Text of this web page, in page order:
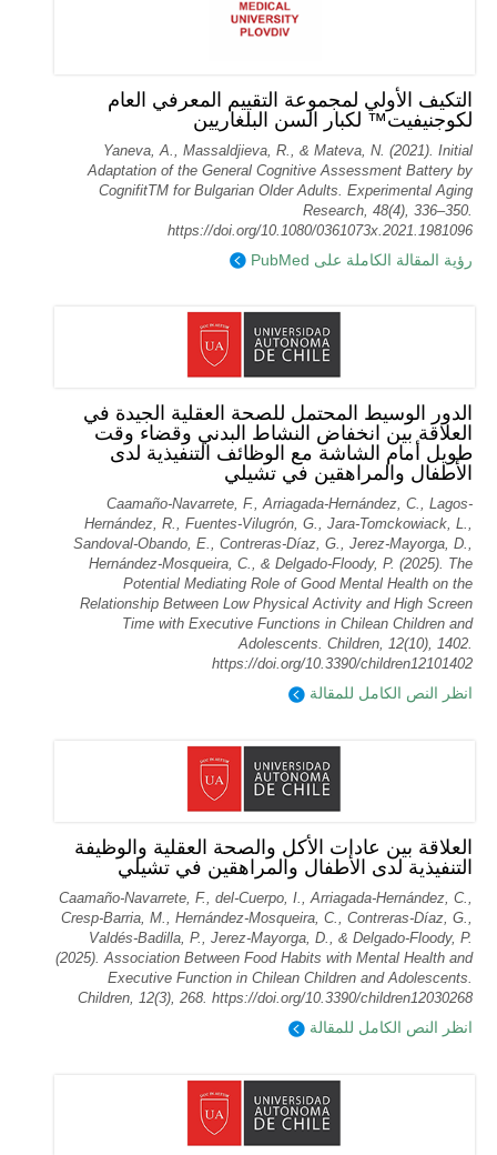
التكيف الأولي لمجموعة التقييم المعرفي العام
لكوجنيفيت™ لكبار السن البلغاريين
Yaneva, A., Massaldjieva, R., & Mateva, N. (2021). Initial
Adaptation of the General Cognitive Assessment Battery by
CognifitTM for Bulgarian Older Adults. Experimental Aging
Research, 48(4), 336–350.
https://doi.org/10.1080/0361073x.2021.1981096
رؤية المقالة الكاملة على PubMed
الدور الوسيط المحتمل للصحة العقلية الجيدة في
العلاقة بين انخفاض النشاط البدني وقضاء وقت
طويل أمام الشاشة مع الوظائف التنفيذية لدى
الأطفال والمراهقين في تشيلي
Caamaño-Navarrete, F., Arriagada-Hernández, C., Lagos-
Hernández, R., Fuentes-Vilugrón, G., Jara-Tomckowiack, L.,
Sandoval-Obando, E., Contreras-Díaz, G., Jerez-Mayorga, D.,
Hernández-Mosqueira, C., & Delgado-Floody, P. (2025). The
Potential Mediating Role of Good Mental Health on the
Relationship Between Low Physical Activity and High Screen
Time with Executive Functions in Chilean Children and
Adolescents. Children, 12(10), 1402.
https://doi.org/10.3390/children12101402
انظر النص الكامل للمقالة
العلاقة بين عادات الأكل والصحة العقلية والوظيفة
التنفيذية لدى الأطفال والمراهقين في تشيلي
Caamaño-Navarrete, F., del-Cuerpo, I., Arriagada-Hernández, C.,
Cresp-Barria, M., Hernández-Mosqueira, C., Contreras-Díaz, G.,
Valdés-Badilla, P., Jerez-Mayorga, D., & Delgado-Floody, P.
(2025). Association Between Food Habits with Mental Health and
Executive Function in Chilean Children and Adolescents.
Children, 12(3), 268. https://doi.org/10.3390/children12030268
انظر النص الكامل للمقالة